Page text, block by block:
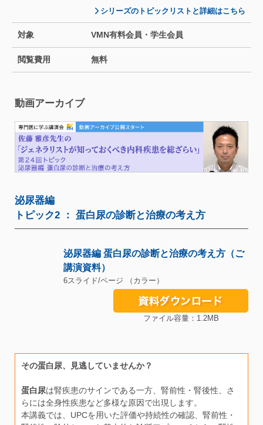
シリーズのトピックリストと詳細はこちら
対象 VMN有料会員・学生会員
閲覧費用 無料
動画アーカイブ
泌尿器編
トピック2 ： 蛋白尿の診断と治療の考え方
泌尿器編 蛋白尿の診断と治療の考え方（ご
講演資料）
6スライド/ページ （カラー）
ファイル容量：1.2MB
その蛋白尿、見逃していませんか？
蛋白尿は腎疾患のサインである一方、腎前性・腎後性、さ
らには全身性疾患など多様な原因で出現します。
本講義では、UPCを用いた評価や持続性の確認、腎前性・